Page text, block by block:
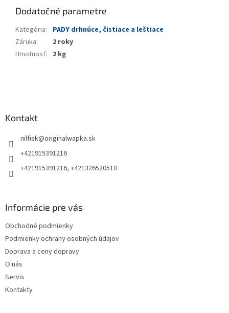
Dodatočné parametre
Kategória:
PADY drhnúce, čistiace a leštiace
Záruka:
2 roky
Hmotnosť: 2 kg
Kontakt
nilfisk@originalwapka.sk
+421915391216
+421915391216, +421326520510
Informácie pre vás
Obchodné podmienky
Podmienky ochrany osobných údajov
Doprava a ceny dopravy
O nás
Servis
Kontakty